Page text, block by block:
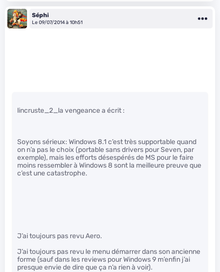
Séphi
Le 09/07/2014 à 10h51
lincruste_2_la vengeance a écrit :
Soyons sérieux: Windows 8.1 c’est très supportable quand
on n’a pas le choix (portable sans drivers pour Seven, par
exemple), mais les efforts désespérés de MS pour le faire
moins ressembler à Windows 8 sont la meilleure preuve que
c’est une catastrophe.
J’ai toujours pas revu Aero.
J’ai toujours pas revu le menu démarrer dans son ancienne
forme (sauf dans les reviews pour Windows 9 m’enfin j’ai
presque envie de dire que ça n’a rien à voir).